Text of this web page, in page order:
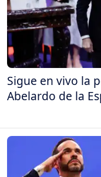
Sigue en vivo la
Abelardo de la